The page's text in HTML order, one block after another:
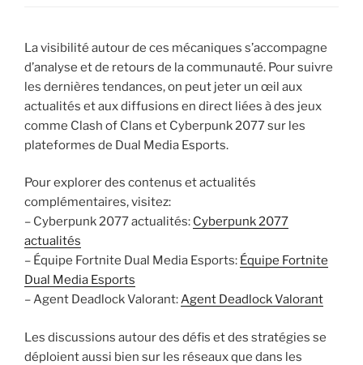
La visibilité autour de ces mécaniques s’accompagne
d’analyse et de retours de la communauté. Pour suivre
les dernières tendances, on peut jeter un œil aux
actualités et aux diffusions en direct liées à des jeux
comme Clash of Clans et Cyberpunk 2077 sur les
plateformes de Dual Media Esports.
Pour explorer des contenus et actualités
complémentaires, visitez:
– Cyberpunk 2077 actualités: Cyberpunk 2077
actualités
– Équipe Fortnite Dual Media Esports: Équipe Fortnite
Dual Media Esports
– Agent Deadlock Valorant:Agent Deadlock Valorant
Les discussions autour des défis et des stratégies se
déploient aussi bien sur les réseaux que dans les